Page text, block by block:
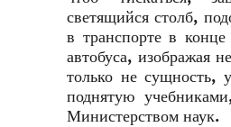
светящийся столб,
в транспорте в конце
автобуса, изображая
только не сущность,
поднятую
Министерством наук.